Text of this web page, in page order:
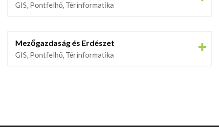
GIS, Pontfelhő, Térinformatika
Mezőgazdaság és Erdészet
GIS, Pontfelhő, Térinformatika